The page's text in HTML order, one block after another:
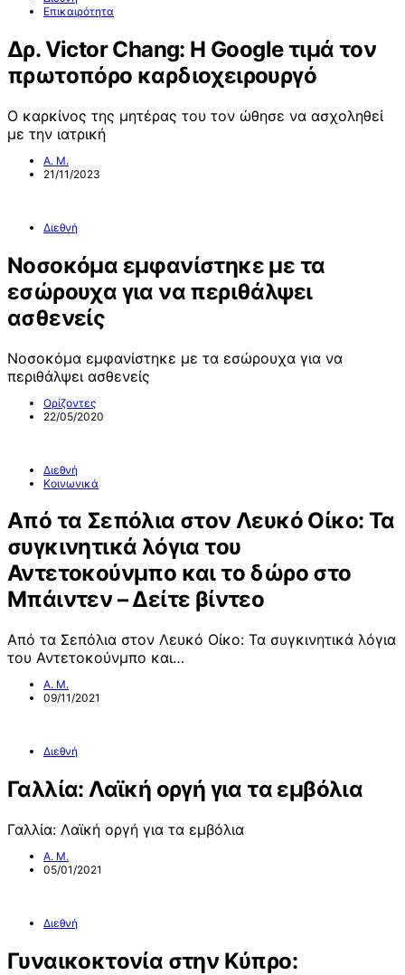
Επικαιρότητα
Δρ. Victor Chang: Η Google τιμά τον
πρωτοπόρο καρδιοχειρουργό
Ο καρκίνος της μητέρας του τον ώθησε να ασχοληθεί
με την ιατρική
Α. Μ.
21/11/2023
Διεθνή
Νοσοκόμα εμφανίστηκε με τα
εσώρουχα για να περιθάλψει
ασθενείς
Νοσοκόμα εμφανίστηκε με τα εσώρουχα για να
περιθάλψει ασθενείς
Ορίζοντες
22/05/2020
Διεθνή
Κοινωνικά
Από τα Σεπόλια στον Λευκό Οίκο: Τα
συγκινητικά λόγια του
Αντετοκούνμπο και το δώρο στο
Μπάιντεν – Δείτε βίντεο
Από τα Σεπόλια στον Λευκό Οίκο: Τα συγκινητικά λόγια
του Αντετοκούνμπο και…
Α. Μ.
09/11/2021
Διεθνή
Γαλλία: Λαϊκή οργή για τα εμβόλια
Γαλλία: Λαϊκή οργή για τα εμβόλια
Α. Μ.
05/01/2021
Διεθνή
Γυναικοκτονία στην Κύπρο: